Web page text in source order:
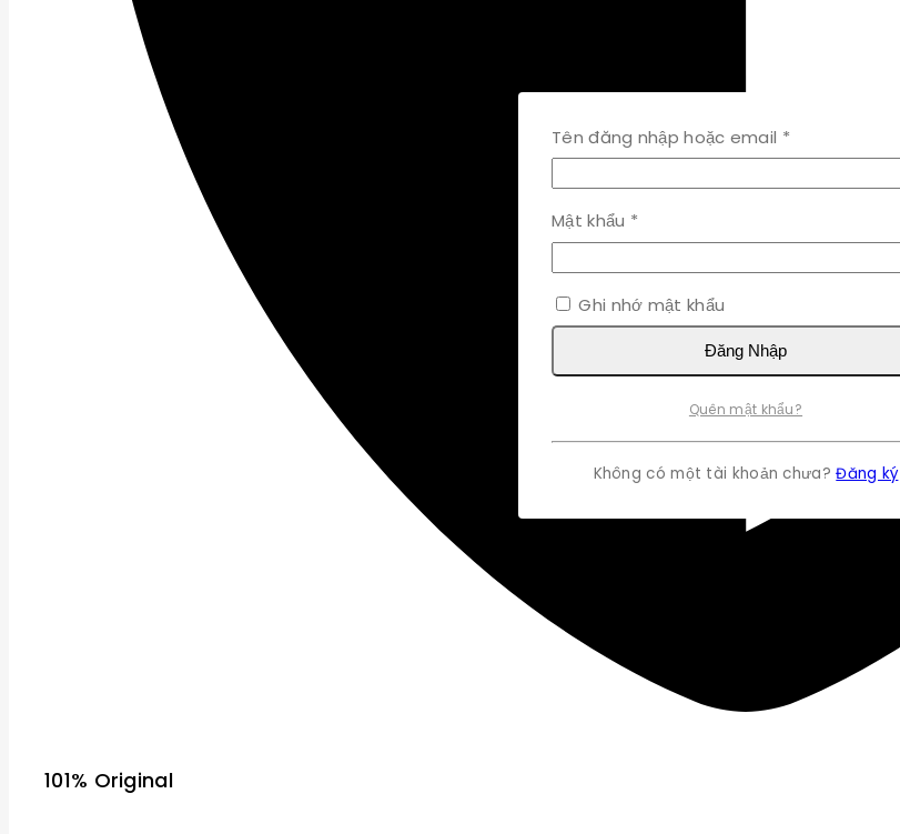
101% Original
Tên đăng nhập hoặc email *Bắt
buộc
Mật khẩu *
buộc
Ghi nhớ mật khẩu
Đăng Nhập
Quên mật khẩu?
Không có một tài khoản chưa?Đăng ký